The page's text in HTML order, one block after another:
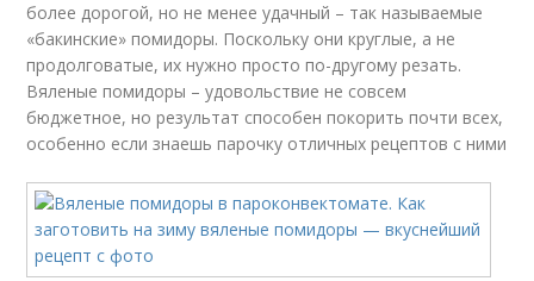
более дорогой, но не менее удачный – так называемые
«бакинские» помидоры. Поскольку они круглые, а не
продолговатые, их нужно просто по-другому резать.
Вяленые помидоры – удовольствие не совсем
бюджетное, но результат способен покорить почти всех,
особенно если знаешь парочку отличных рецептов с ними